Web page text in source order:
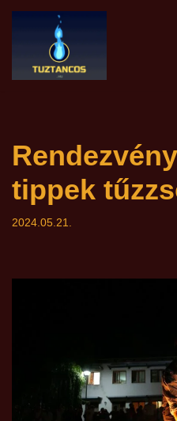
content
tippek
2024.05.21.